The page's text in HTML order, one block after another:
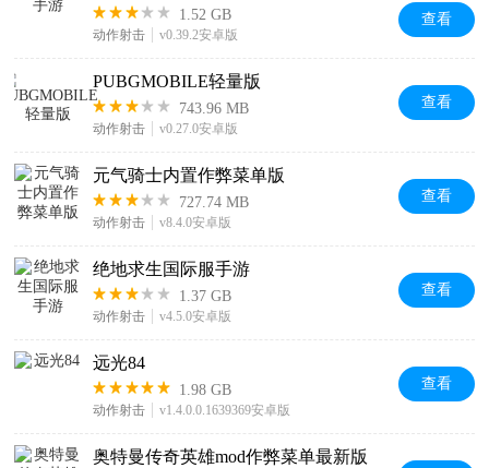
1.52 GB
动作射击 v0.39.2安卓版
查看
PUBGMOBILE轻量版
743.96 MB
动作射击 v0.27.0安卓版
查看
元气骑士内置作弊菜单版
727.74 MB
动作射击 v8.4.0安卓版
查看
绝地求生国际服手游
1.37 GB
动作射击 v4.5.0安卓版
查看
远光84
1.98 GB
动作射击 v1.4.0.0.1639369安卓版
查看
奥特曼传奇英雄mod作弊菜单最新版